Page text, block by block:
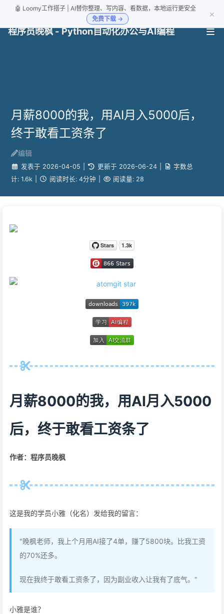
🤖 Loomy工作搭子 | AI替你整理、写内容、看数据，本地运行更安全
免费下载 →
×
程序员晚枫 - Python自动化办公与AI编程
月薪8000的我，用AI月入5000后，
终于敢看工资条了
编辑
发表于 2026-04-05 更新于 2026-06-24
字数总
计: 1.6k 阅读时长: 4分钟 阅读量: 28
月薪8000的我，用AI月入5000
后，终于敢看工资条了
作者：程序员晚枫
这是我的学员小雅（化名）发给我的留言：
"晚枫老师，我上个月用AI接了4单，赚了5800块。比我工资
的70%还多。
现在我终于敢看工资条了，因为副业收入让我有了底气。"
小雅是谁？